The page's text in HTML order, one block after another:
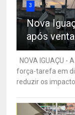
3
Nova
após
NOVA IGUAÇU
força-tarefa em
reduzir os